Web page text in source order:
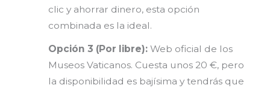
clic y ahorrar dinero, esta opción
combinada es la ideal.
Opción 3 (Por libre): Web oficial de los
Museos Vaticanos. Cuesta unos 20 €, pero
la disponibilidad es bajísima y tendrás que